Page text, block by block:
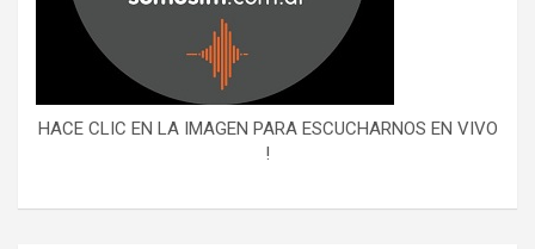
HACE CLIC EN LA IMAGEN PARA ESCUCHARNOS EN VIVO
!